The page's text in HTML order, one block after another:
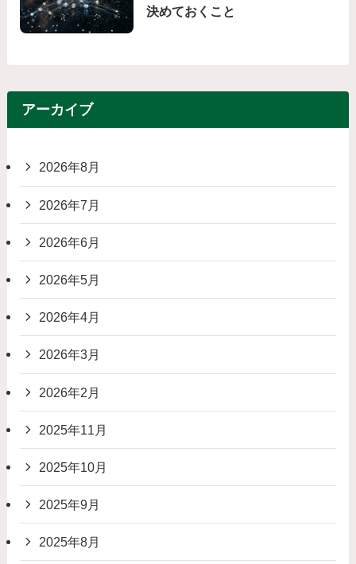
決めておくこと
アーカイブ
2026年8月
2026年7月
2026年6月
2026年5月
2026年4月
2026年3月
2026年2月
2025年11月
2025年10月
2025年9月
2025年8月